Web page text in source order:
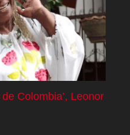
Colombia’, Leonor